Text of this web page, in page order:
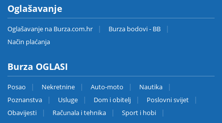
Oglašavanje
Oglašavanje na Burza.com.hr
Burza bodovi - BB
Način plaćanja
Burza OGLASI
Posao Nekretnine Auto-moto
Nautika
Poznanstva
Usluge Dom i obitelj
Poslovni svijet
Obavijesti
Računala i tehnika
Sport i hobi